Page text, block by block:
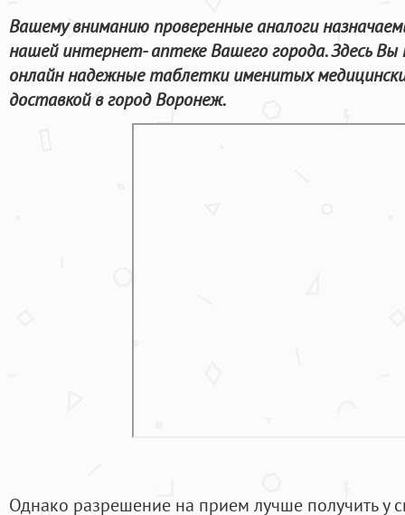
Вашему вниманию проверенные аналоги
нашей интернет- аптеке Вашего города. Здесь
онлайн надежные таблетки именитых
доставкой в город Воронеж.
Однако разрешение на прием лучше получить у